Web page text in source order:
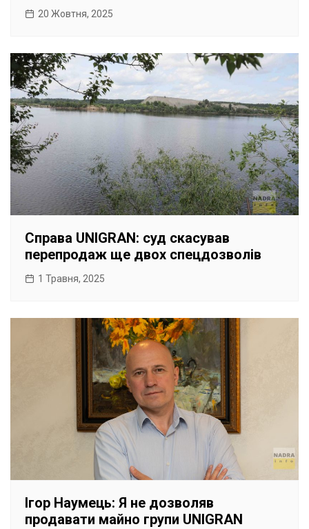
20 Жовтня, 2025
Справа UNIGRAN: суд скасував
перепродаж ще двох спецдозволів
1 Травня, 2025
Ігор Наумець: Я не дозволяв
продавати майно групи UNIGRAN